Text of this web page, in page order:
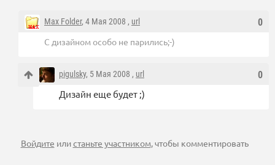
0
Max Folder, 4 Мая 2008 , url
С дизайном особо не парились;-)
0
pigulsky, 5 Мая 2008 , url
Дизайн еще будет ;)
Войдите илистаньте участником, чтобы комментировать